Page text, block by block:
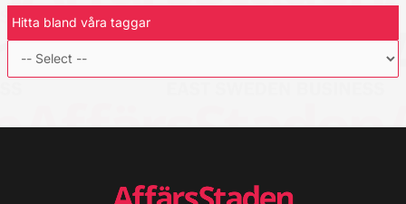
Hitta bland våra taggar